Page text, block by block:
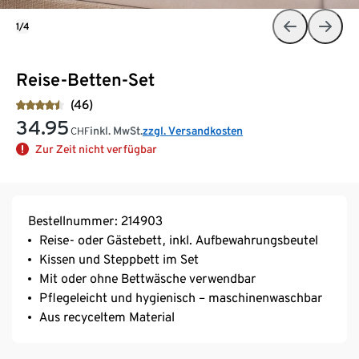
Reise-Betten-Set
(46)
34.95 CHFinkl. MwSt.zzgl. Versandkosten
Zur Zeit nicht verfügbar
1/4
Bestellnummer: 214903
Reise- oder Gästebett, inkl. Aufbewahrungsbeutel
Kissen und Steppbett im Set
Mit oder ohne Bettwäsche verwendbar
Pflegeleicht und hygienisch – maschinenwaschbar
Aus recyceltem Material